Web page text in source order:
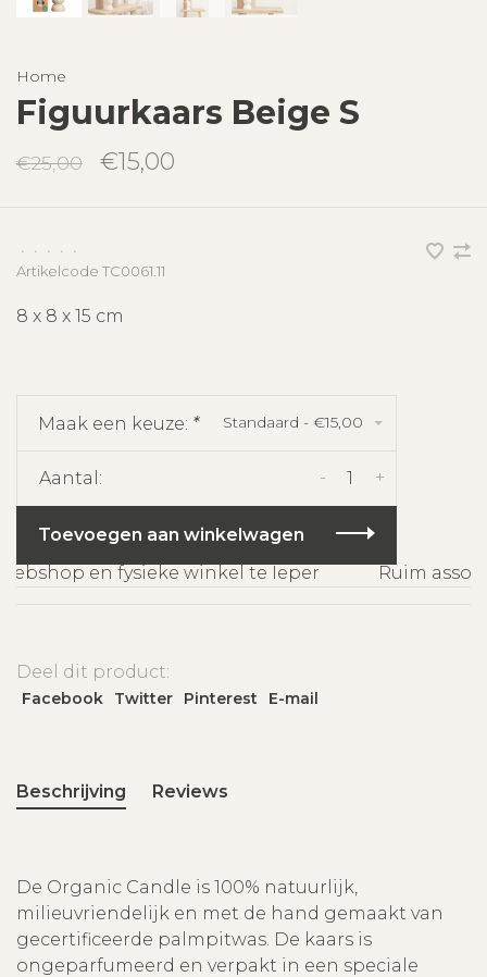
Home
Figuurkaars Beige S
€25,00 €15,00
• • • •
•
Artikelcode TC0061.11
8 x 8 x 15 cm
Maak een keuze: * Standaard - €15,00
Aantal: +
-
Toevoegen aan winkelwagen
en fysieke winkel te Ieper
Ruim
Deel dit product:
Facebook Twitter Pinterest E-mail
Beschrijving Reviews
De Organic Candle is 100% natuurlijk,
milieuvriendelijk en met de hand gemaakt van
gecertificeerde palmpitwas. De kaars is
ongeparfumeerd en verpakt in een speciale